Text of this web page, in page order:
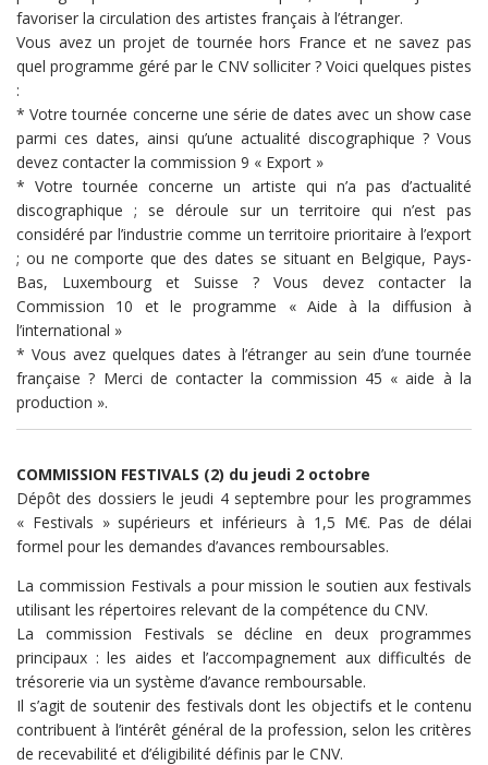
favoriser la circulation des artistes français à l’étranger.
Vous avez un projet de tournée hors France et ne savez pas
quel programme géré par le CNV solliciter ? Voici quelques pistes
:
* Votre tournée concerne une série de dates avec un show case
parmi ces dates, ainsi qu’une actualité discographique ? Vous
devez contacter la commission 9 « Export »
* Votre tournée concerne un artiste qui n’a pas d’actualité
discographique ; se déroule sur un territoire qui n’est pas
considéré par l’industrie comme un territoire prioritaire à l’export
; ou ne comporte que des dates se situant en Belgique, Pays-
Bas, Luxembourg et Suisse ? Vous devez contacter la
Commission 10 et le programme « Aide à la diffusion à
l’international »
* Vous avez quelques dates à l’étranger au sein d’une tournée
française ? Merci de contacter la commission 45 « aide à la
production ».
COMMISSION FESTIVALS (2) du jeudi 2 octobre
Dépôt des dossiers le jeudi 4 septembre pour les programmes
« Festivals » supérieurs et inférieurs à 1,5 M€. Pas de délai
formel pour les demandes d’avances remboursables.
La commission Festivals a pour mission le soutien aux festivals
utilisant les répertoires relevant de la compétence du CNV.
La commission Festivals se décline en deux programmes
principaux : les aides et l’accompagnement aux difficultés de
trésorerie via un système d’avance remboursable.
Il s’agit de soutenir des festivals dont les objectifs et le contenu
contribuent à l’intérêt général de la profession, selon les critères
de recevabilité et d’éligibilité définis par le CNV.